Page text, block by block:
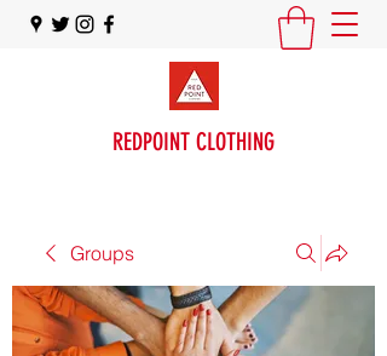
REDPOINT CLOTHING
Groups